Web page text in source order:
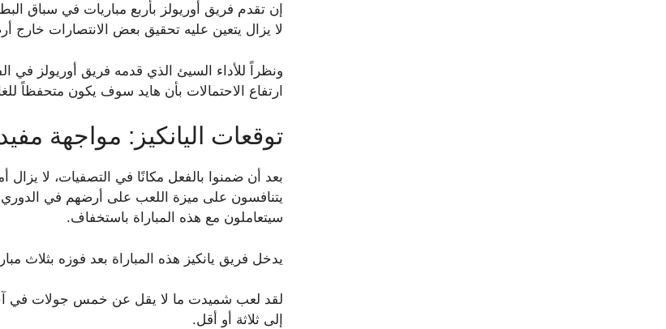
إن تقدم فريق أوريولز بأربع مباريات في سباق
لا يزال يتعين عليه تحقيق بعض الانتصارات خارج
ونظراً للأداء السيئ الذي قدمه فريق أوريولز في
ارتفاع الاحتمالات بأن هايد سوف يكون متحفظاً
توقعات اليانكيز: مواجهة
بعد أن ضمنوا بالفعل مكانًا في التصفيات، لا يزال
يتنافسون على ميزة اللعب على أرضهم في الدوري
سيتعاملون مع هذه المباراة باستخفاف.
يدخل فريق يانكيز هذه المباراة بعد فوزه بثلاث مباريات متتالية، حيث
لقد لعب شميدت ما لا يقل عن خمس جولات في
إلى ثلاثة أو أقل.